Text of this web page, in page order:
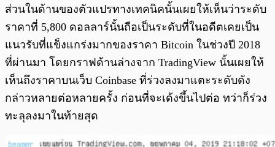
ส่วนในด้านของตัวแปรทางเทคนิคนั้นเผยให้เห็นว่าระดับ
ราคาที่ 5,800 ดอลลาร์นั้นถือเป็นระดับที่ในอดีตเคยเป็น
แนวรับที่แข็งแกร่งมากของราคา Bitcoin ในช่วงปี 2018
ที่ผ่านมา โดยกราฟด้านล่างจาก TradingView นั้นเผยให้
เห็นถึงราคาบนเว็บ Coinbase ที่ร่วงลงมาแตะระดับดัง
กล่าวหลายต่อหลายครั้ง ก่อนที่จะเด้งขึ้นไปต่อ ทว่าก็ร่วง
ทะลุลงมาในท้ายสุด